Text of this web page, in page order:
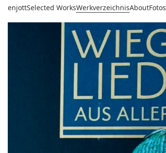
enjottSelected WorksWerkverzeichnisAboutFotos